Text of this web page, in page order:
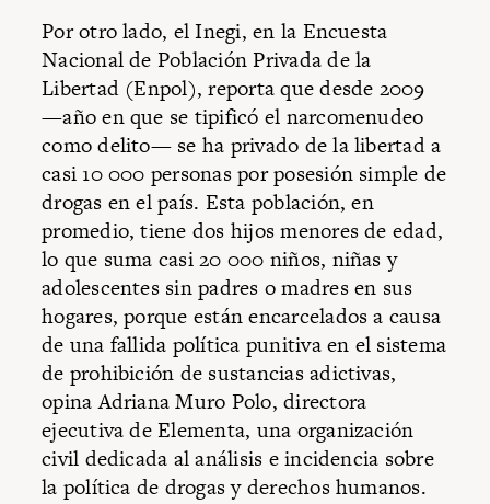
Por otro lado, el Inegi, en la Encuesta
Nacional de Población Privada de la
Libertad (Enpol), reporta que desde 2009
—año en que se tipificó el narcomenudeo
como delito— se ha privado de la libertad a
casi 10 000 personas por posesión simple de
drogas en el país. Esta población, en
promedio, tiene dos hijos menores de edad,
lo que suma casi 20 000 niños, niñas y
adolescentes sin padres o madres en sus
hogares, porque están encarcelados a causa
de una fallida política punitiva en el sistema
de prohibición de sustancias adictivas,
opina Adriana Muro Polo, directora
ejecutiva de Elementa, una organización
civil dedicada al análisis e incidencia sobre
la política de drogas y derechos humanos.